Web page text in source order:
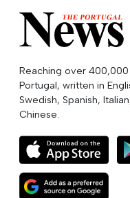
Reaching over
Portugal, written in
Swedish, Spanish,
Chinese.